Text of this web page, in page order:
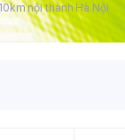
nội thành Hà Nội